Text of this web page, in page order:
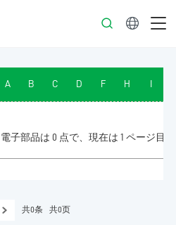
A B C D F H
子部品は 0 点で、現在は 1 ページ目
共0条 共0页